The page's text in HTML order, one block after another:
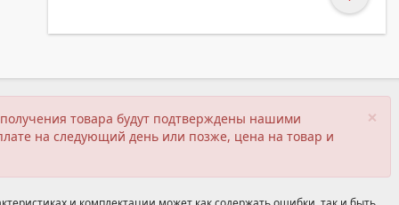
×
товара будут подтверждены нашими
на следующий день или позже, цена на товар и